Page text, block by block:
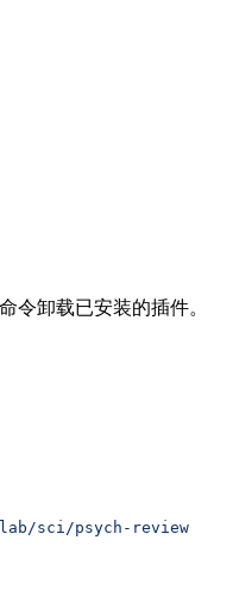
命令卸载已安装的插件。
sci/psych-review